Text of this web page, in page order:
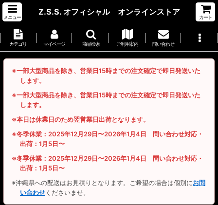
メニュー
Z.S.S. オフィシャル オンラインストア
カート
カテゴリ マイページ 商品検索 ご利用案内 問い合わせ
※一部大型商品を除き、営業日15時までの注文確定で即日発送いた
します。
※一部大型商品を除き、営業日15時までの注文確定で即日発送いた
します。
※本日は休業日のため翌営業日出荷となります。
※冬季休業：2025年12月29日〜2026年1月4日 問い合わせ対応・
出荷：1月5日〜
※冬季休業：2025年12月29日〜2026年1月4日 問い合わせ対応・
出荷：1月5日〜
※沖縄県への配送はお見積りとなります。ご希望の場合は個別にお問
い合わせくださいませ。